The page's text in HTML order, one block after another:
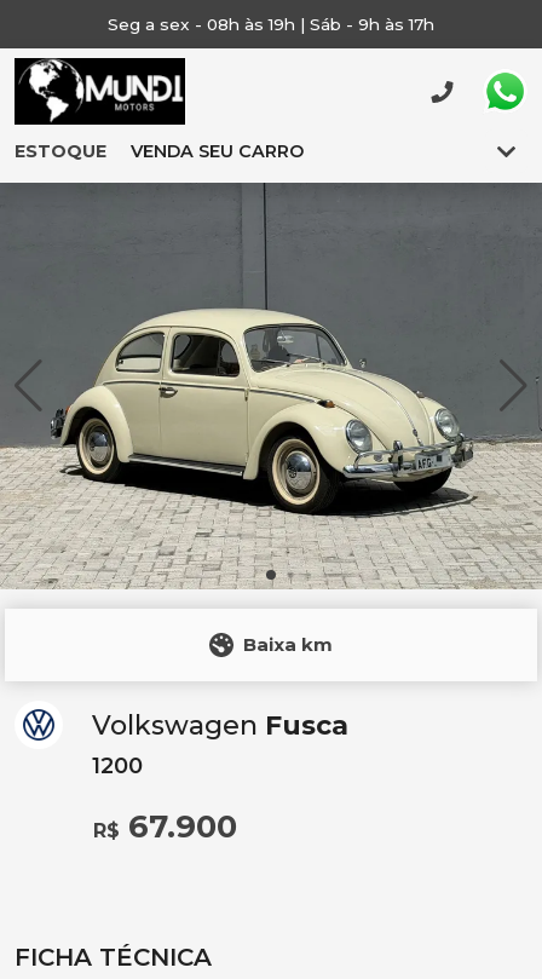
Seg a sex - 08h às 19h | Sáb - 9h às 17h
ESTOQUE VENDA SEU CARRO
Baixa km
Volkswagen Fusca
1200
R$ 67.900
FICHA TÉCNICA